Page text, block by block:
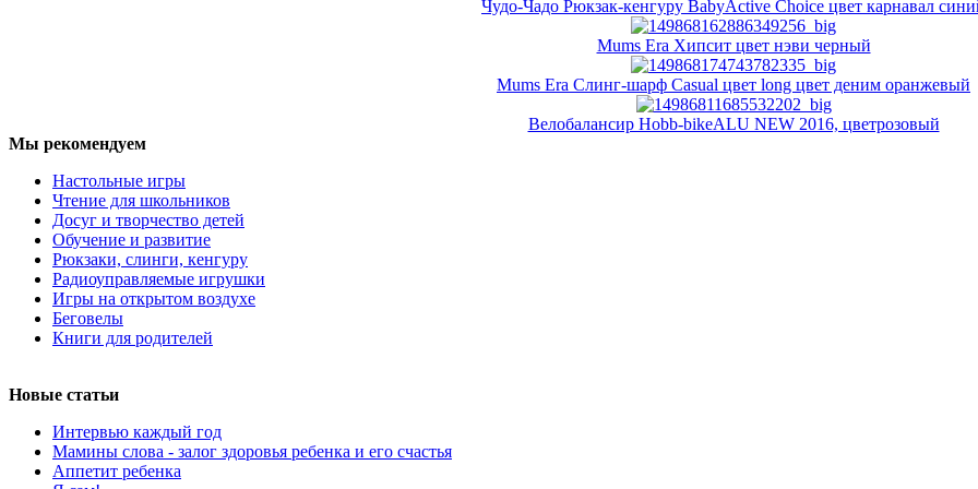
Чудо-Чадо Рюкзак-кенгуру BabyActive Choice цвет карнавал
Mums Era Хипсит цвет нэви черный
Mums Era Слинг-шарф Casual цвет long цвет деним оранжевый
Велобалансир Hobb-bikeALU NEW 2016, цветрозовый
Мы рекомендуем
Настольные игры
Чтение для школьников
Досуг и творчество детей
Обучение и развитие
Рюкзаки, слинги, кенгуру
Радиоуправляемые игрушки
Игры на открытом воздухе
Беговелы
Книги для родителей
Новые статьи
Интервью каждый год
Мамины слова - залог здоровья ребенка и его счастья
Аппетит ребенка